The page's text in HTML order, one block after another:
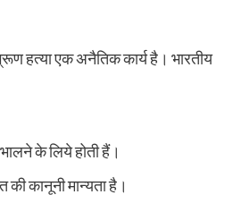
हत्या एक अनैतिक कार्य है। भारतीय
के लिये होती हैं।
की कानूनी मान्यता है।